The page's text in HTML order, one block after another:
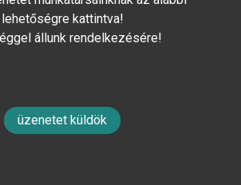
lehetőségre kattintva!
állunk rendelkezésére!
üzenetet küldök